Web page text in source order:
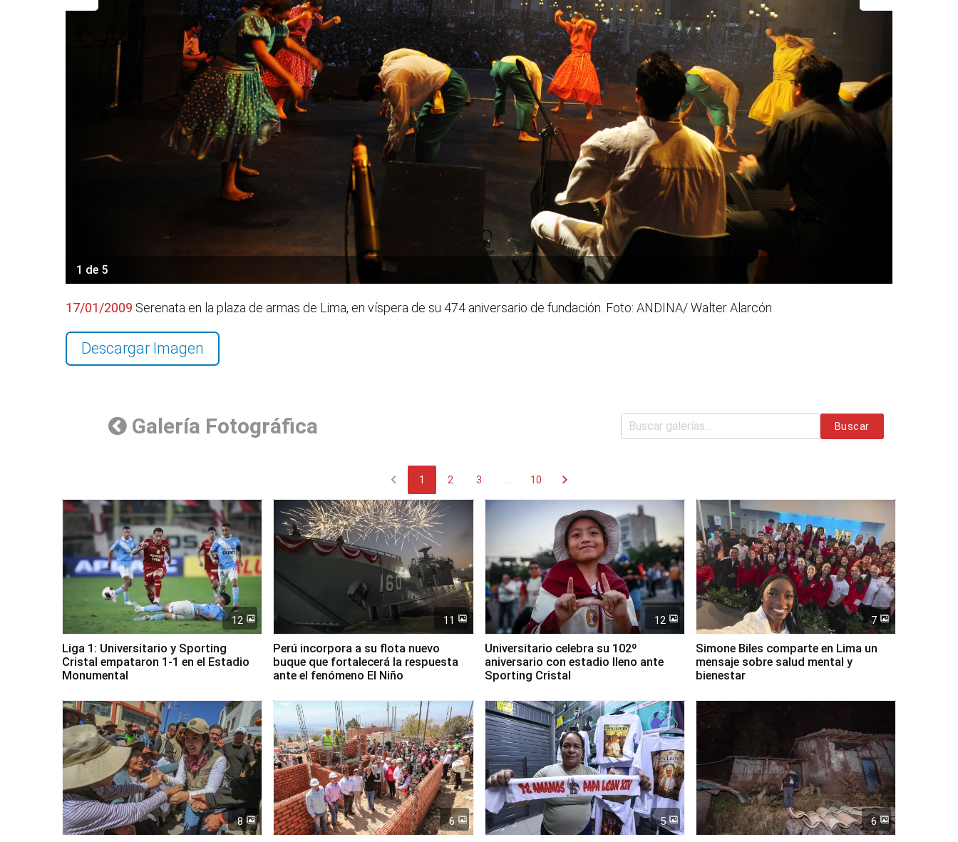
1 de 5
17/01/2009 Serenata en la plaza de armas de Lima, en víspera de su 474 aniversario de fundación. Foto: ANDINA/ Walter Alarcón
Descargar Imagen
Galería Fotográfica Buscar
chevron_left 1 2 3 10 chevron_right
12
Liga 1: Universitario y Sporting
Cristal empataron 1-1 en el Estadio
Monumental
11
Perú incorpora a su flota nuevo
buque que fortalecerá la respuesta
ante el fenómeno El Niño
12
Universitario celebra su 102º
aniversario con estadio lleno ante
Sporting Cristal
7
Simone Biles comparte en Lima un
mensaje sobre salud mental y
bienestar
8 6 5 6